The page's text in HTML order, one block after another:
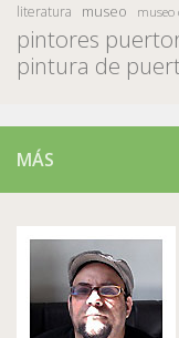
literatura museo museo
pintores
pintura de
MÁS